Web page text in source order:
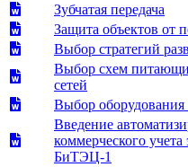
Зубчатая передача
Защита объектов от
Выбор стратегий
Выбор схем
сетей
Выбор оборудования
Введение
коммерческого
БиТЭЦ-1